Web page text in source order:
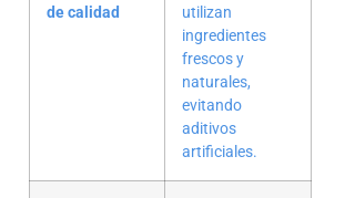
de calidad
utilizan
ingredientes
frescos y
naturales,
evitando
aditivos
artificiales.